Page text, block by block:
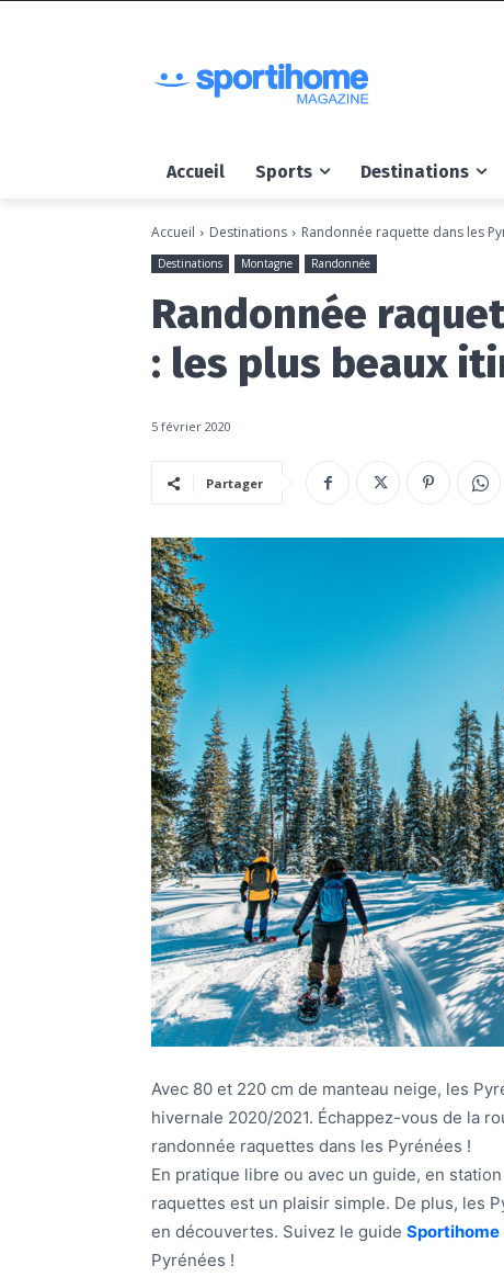
Accueil Sports Destinations
Accueil Destinations Randonnée raquette dans les
Destinations Montagne Randonnée
Randonnée
: les plus beaux
5 février 2020
Partager
Avec 80 et 220 cm de manteau neige, les
hivernale 2020/2021. Échappez-vous de la
randonnée raquettes dans les Pyrénées !
En pratique libre ou avec un guide, en
raquettes est un plaisir simple. De plus, les
en découvertes. Suivez le guide Sportihome
Pyrénées !